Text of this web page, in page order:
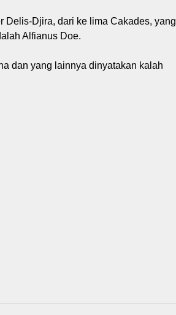
Delis-Djira, dari ke lima Cakades, yang
Alfianus Doe.
dan yang lainnya dinyatakan kalah